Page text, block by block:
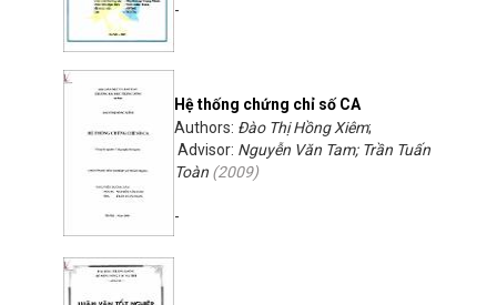
-
Hệ thống chứng chỉ số CA
Authors: Đào Thị Hồng Xiêm;
Advisor: Nguyễn Văn Tam; Trần Tuấn
Toàn (2009)
-